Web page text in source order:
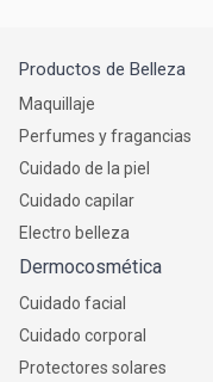
Productos de Belleza
Maquillaje
Perfumes y fragancias
Cuidado de la piel
Cuidado capilar
Electro belleza
Dermocosmética
Cuidado facial
Cuidado corporal
Protectores solares